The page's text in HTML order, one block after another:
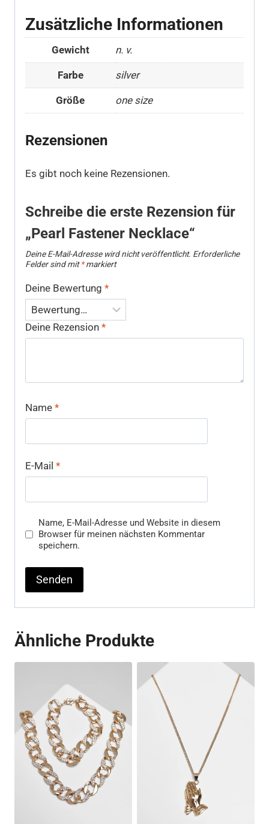
Zusätzliche Informationen
Gewicht n. v.
Farbe silver
Größe one size
Rezensionen
Es gibt noch keine Rezensionen.
Schreibe die erste Rezension für
„Pearl Fastener Necklace“
Deine E-Mail-Adresse wird nicht veröffentlicht. Erforderliche
Felder sind mit*markiert
Deine Bewertung *
Deine Rezension *
Name *
E-Mail *
Name, E-Mail-Adresse und Website in diesem
Browser für meinen nächsten Kommentar
speichern.
Ähnliche Produkte